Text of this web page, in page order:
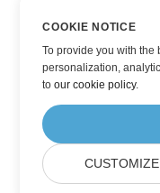
COOKIE NOTICE
To provide you with the
personalization,
toour cookie policy.
CUSTOMIZE